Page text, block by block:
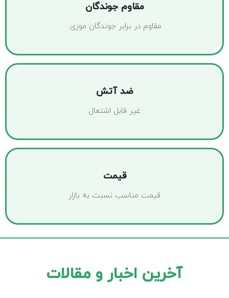
مقاوم جوندگان
مقاوم در برابر جوندگان موزی.
ضد آتش
غیر قابل اشتعال
قیمت
قیمت مناسب نسبت به بازار
آخرین اخبار و مقالات